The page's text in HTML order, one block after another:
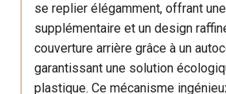
se replier élégamment, offrant
supplémentaire et un design
couverture arrière grâce à un
garantissant une solution
plastique. Ce mécanisme